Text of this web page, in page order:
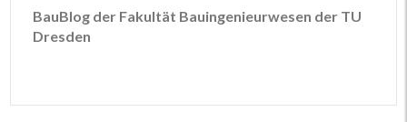
BauBlog der Fakultät Bauingenieurwesen der TU
Dresden